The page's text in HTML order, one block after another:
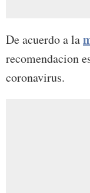
De acuerdo a la
recomendacion
coronavirus.